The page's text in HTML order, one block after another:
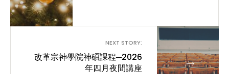
→
NEXT STORY:
改革宗神學院神碩課程─2026
年四月夜間講座